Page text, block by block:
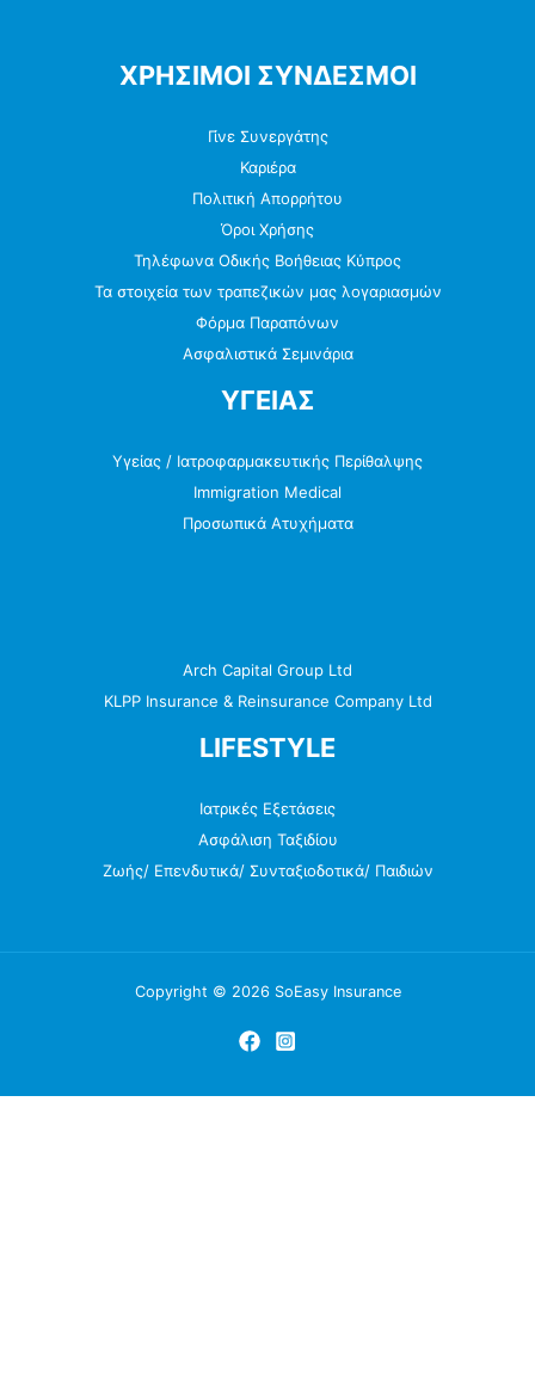
ΧΡΗΣΙΜΟΙ ΣΥΝΔΕΣΜΟΙ
Γίνε Συνεργάτης
Καριέρα
Πολιτική Απορρήτου
Όροι Χρήσης
Τηλέφωνα Οδικής Βοήθειας Κύπρος
Τα στοιχεία των τραπεζικών μας λογαριασμών
Φόρμα Παραπόνων
Ασφαλιστικά Σεμινάρια
ΥΓΕΙΑΣ
Υγείας / Ιατροφαρμακευτικής Περίθαλψης
Immigration Medical
Προσωπικά Ατυχήματα
Arch Capital Group Ltd
KLPP Insurance & Reinsurance Company Ltd
LIFESTYLE
Ιατρικές Εξετάσεις
Ασφάλιση Ταξιδίου
Ζωής/ Επενδυτικά/ Συνταξιοδοτικά/ Παιδιών
Copyright © 2026 SoEasy Insurance